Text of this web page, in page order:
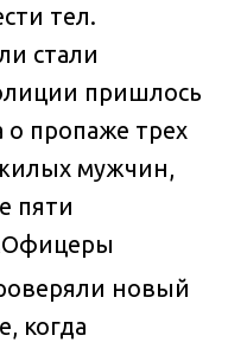
тел.
стали
пришлось
о пропаже трех
мужчин,
пяти
Офицеры
новый
когда